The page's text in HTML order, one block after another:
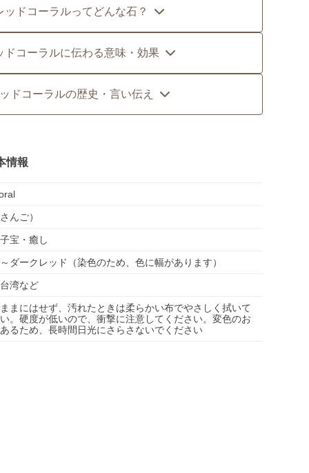
ッドコーラルってどんな石？
ドコーラルに伝わる意味・効果
ドコーラルの歴史・言い伝え
情報
んご）
宝・癒し
ダークレッド（染色のため、色に幅があります）
湾など
まにはせず、汚れたときは柔らかい布でやさしく拭いて
。硬度が低いので、衝撃に注意してください。変色のお
るため、長時間日光にさらさないでください